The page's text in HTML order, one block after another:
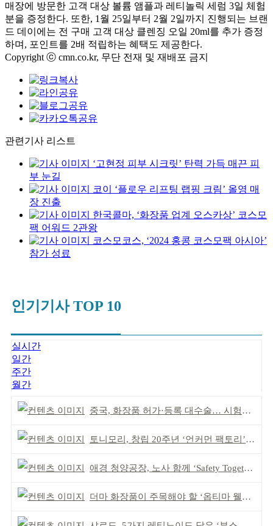
매장에 방문한 고객 대상 볼륨 앰플과 레티놀릭 세럼 3일 체험
분을 증정한다. 또한, 1월 25일부터 2월 2일까지 진행되는 브랜
드 데이에는 전 구매 고객 대상 클렌징 오일 20ml를 추가 증정
하며, 포인트를 2배 적립하는 혜택도 제공한다.
Copyright ⓒ cmn.co.kr, 무단 전재 및 재배포 금지
관련기사 리스트
‘고현정 피부 시크릿’ 탄력 가득 매끈 피
부 눈길
코이 ‘플로우 리프팅 랩핑 크림’ 올영 매
장 진출
한국콜마, ‘화장품 업계 오스카상’ 코스모
팩 어워드 2관왕
코스모코스, ‘2024 홍콩 코스모팩 아시아’
참가 성료
인기기사 TOP 10
실시간
일간
주간
월간
중국, 화장품 허가·등록 대수술… 시험자료 공용 허용
토니모리, 창립 20주년 ‘언커먼 팩토리’ 팝업 성료
애경 청양공장, 노사 함께 ‘Safety Together’ 개최
더마 화장품이 주목해야 할 ‘옵티마 웰니스 뮤지엄 약국’